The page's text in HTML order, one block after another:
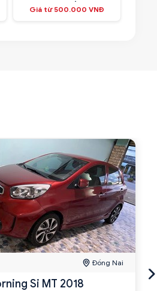
Giá từ 500.000 VNĐ
Đồng Nai
Si MT 2018